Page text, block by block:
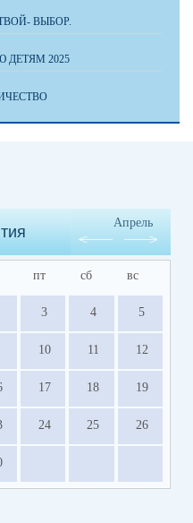
ВЫБОР.
ДЕТЯМ 2025
Апрель
пт сб вс
3 4 5
10 11 12
17 18 19
24 25 26